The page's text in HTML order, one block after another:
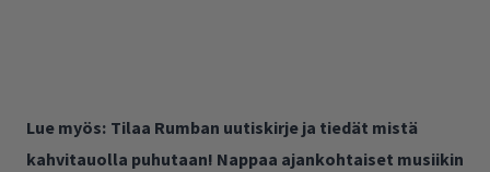
Lue myös: Tilaa Rumban uutiskirje ja tiedät mistä
kahvitauolla puhutaan! Nappaa ajankohtaiset musiikin